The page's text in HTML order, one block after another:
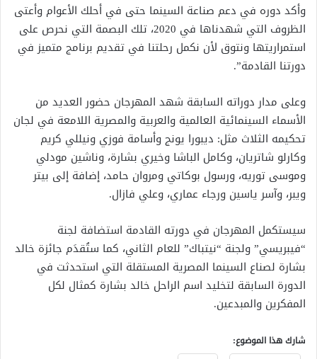
وأكد دوره في دعم صناعة السينما حتى في أحلك الأعوام وأعتى
الظروف التي شهدناها في 2020، تلك البصمة التي نحرص على
استمراريتها ونتوق لأن نكمل رحلتنا في تقديم برنامج متميز في
دورتنا القادمة”.
وعلى مدار دوراته السابقة شهد المهرجان حضور العديد من
الأسماء السينمائية العالمية والعربية والمصرية اللامعة في لجان
تحكيمه الثلاث مثل: ديبورا يونج وأسامة فوزي ونيللي كريم
وكارلو شاتريان، وكامل الباشا وخيري بشارة، وناشين مودلي
وموسى توريه، ورسول بوكاتي ومروان حامد، إضافة إلى بيتر
ويبر، وآسر ياسين ورجاء عماري، وعلي فازال.
سيستكمل المهرجان في دورته القادمة استضافة لجنة
“فيبريسي” ولجنة “نيتباك” للعام الثاني، كما ستُقدَم جائزة خالد
بشارة لصناع السينما المصرية المستقلة التي استحدثت في
الدورة السابقة لتخليد اسم الراحل خالد بشارة كمثال لكل
المفكرين والمبدعين.
شارك هذا الموضوع: